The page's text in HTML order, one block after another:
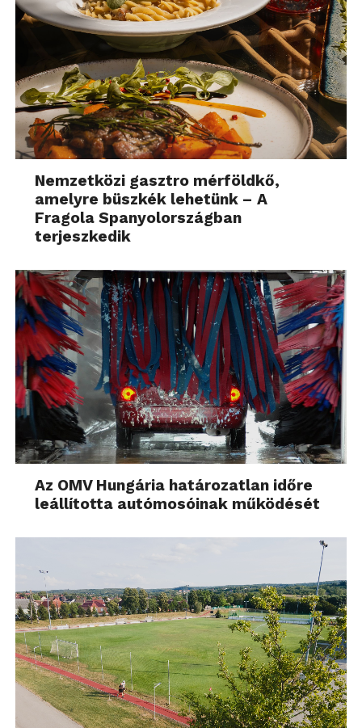
Nemzetközi gasztro mérföldkő,
amelyre büszkék lehetünk – A
Fragola Spanyolországban
terjeszkedik
Az OMV Hungária határozatlan időre
leállította autómosóinak működését